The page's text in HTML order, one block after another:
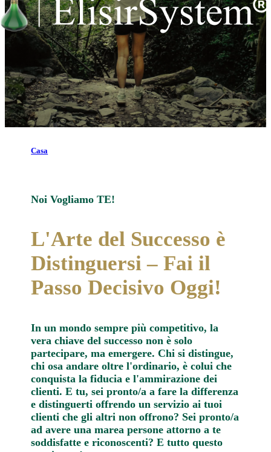
Casa
Noi Vogliamo TE!
L'Arte del Successo è
Distinguersi – Fai il
Passo Decisivo Oggi!
In un mondo sempre più competitivo, la
vera chiave del successo non è solo
partecipare, ma emergere. Chi si distingue,
chi osa andare oltre l'ordinario, è colui che
conquista la fiducia e l'ammirazione dei
clienti. E tu, sei pronto/a a fare la differenza
e distinguerti offrendo un servizio ai tuoi
clienti che gli altri non offrono? Sei pronto/a
ad avere una marea persone attorno a te
soddisfatte e riconoscenti? E tutto questo